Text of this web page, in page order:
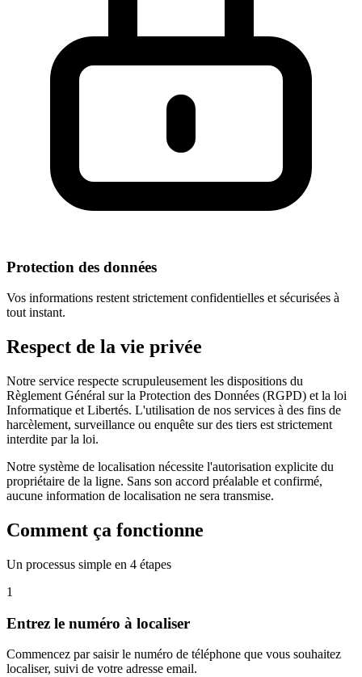
Protection des données
Vos informations restent strictement confidentielles et sécurisées à
tout instant.
Respect de la vie privée
Notre service respecte scrupuleusement les dispositions du
Règlement Général sur la Protection des Données (RGPD) et la loi
Informatique et Libertés. L'utilisation de nos services à des fins de
harcèlement, surveillance ou enquête sur des tiers est strictement
interdite par la loi.
Notre système de localisation nécessite l'autorisation explicite du
propriétaire de la ligne. Sans son accord préalable et confirmé,
aucune information de localisation ne sera transmise.
Comment ça fonctionne
Un processus simple en 4 étapes
1
Entrez le numéro à localiser
Commencez par saisir le numéro de téléphone que vous souhaitez
localiser, suivi de votre adresse email.